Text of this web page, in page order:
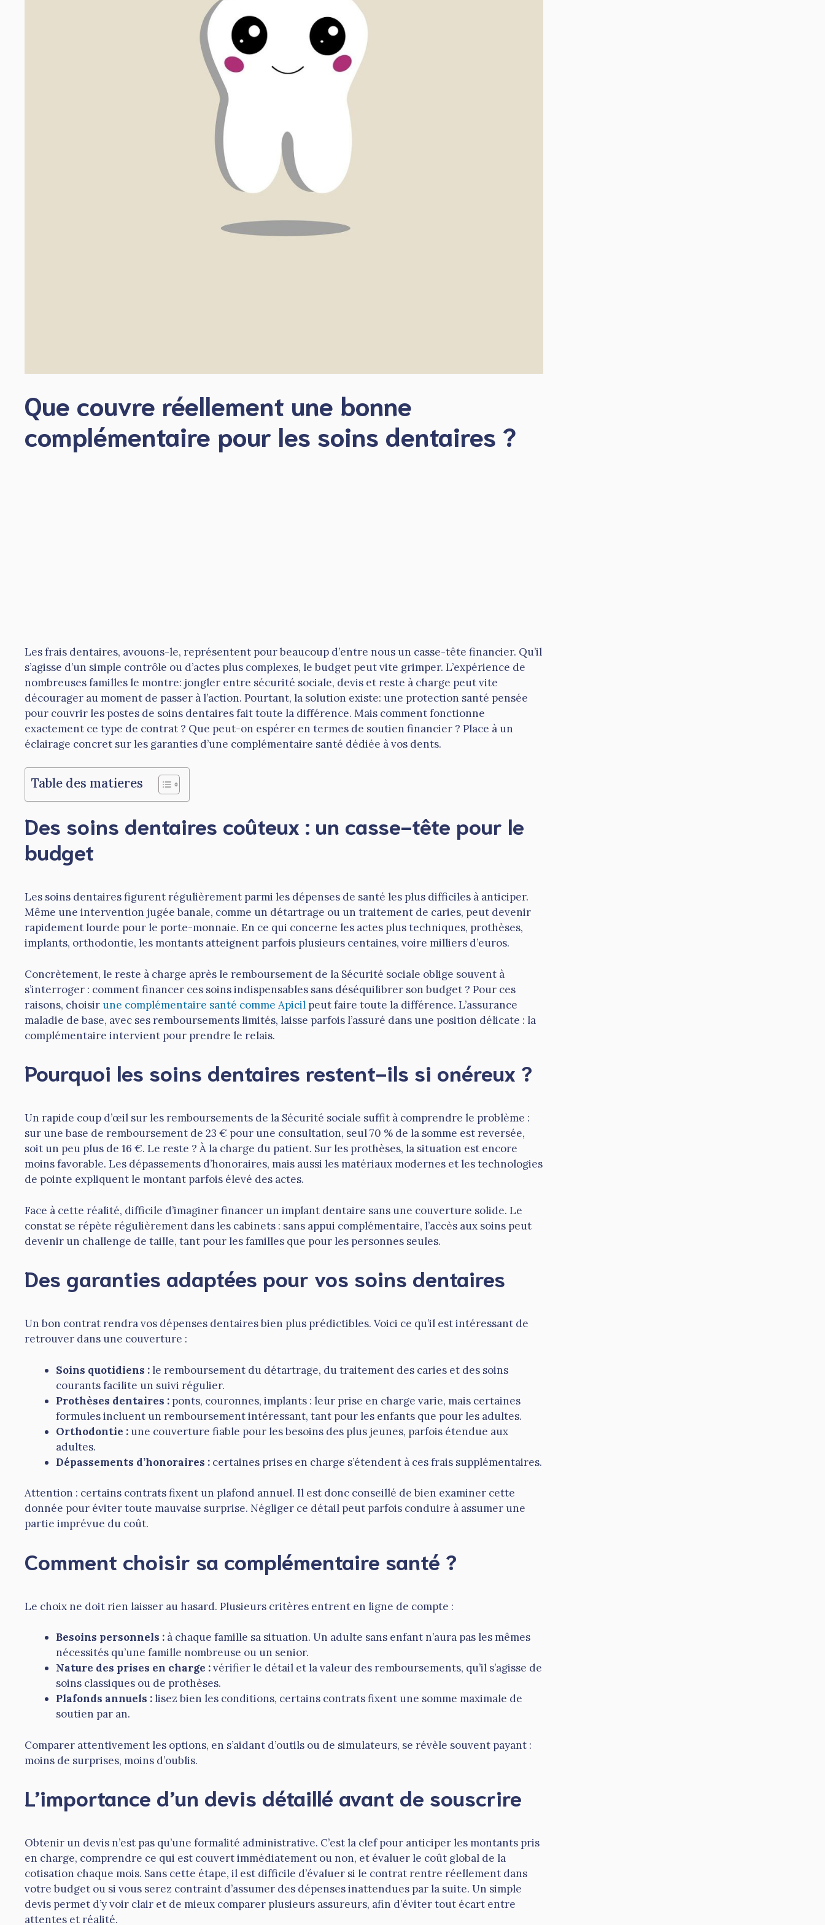
Que couvre réellement une bonne
complémentaire pour les soins dentaires ?
Les frais dentaires, avouons-le, représentent pour beaucoup d’entre nous un casse-tête financier. Qu’il
s’agisse d’un simple contrôle ou d’actes plus complexes, le budget peut vite grimper. L’expérience de
nombreuses familles le montre: jongler entre sécurité sociale, devis et reste à charge peut vite
décourager au moment de passer à l’action. Pourtant, la solution existe: une protection santé pensée
pour couvrir les postes de soins dentaires fait toute la différence. Mais comment fonctionne
exactement ce type de contrat ? Que peut-on espérer en termes de soutien financier ? Place à un
éclairage concret sur les garanties d’une complémentaire santé dédiée à vos dents.
Table des matieres
Des soins dentaires coûteux : un casse-tête pour le
budget
Les soins dentaires figurent régulièrement parmi les dépenses de santé les plus difficiles à anticiper.
Même une intervention jugée banale, comme un détartrage ou un traitement de caries, peut devenir
rapidement lourde pour le porte-monnaie. En ce qui concerne les actes plus techniques, prothèses,
implants, orthodontie, les montants atteignent parfois plusieurs centaines, voire milliers d’euros.
Concrètement, le reste à charge après le remboursement de la Sécurité sociale oblige souvent à
s’interroger : comment financer ces soins indispensables sans déséquilibrer son budget ? Pour ces
raisons, choisir une complémentaire santé comme Apicil peut faire toute la différence. L’assurance
maladie de base, avec ses remboursements limités, laisse parfois l’assuré dans une position délicate : la
complémentaire intervient pour prendre le relais.
Pourquoi les soins dentaires restent-ils si onéreux ?
Un rapide coup d’œil sur les remboursements de la Sécurité sociale suffit à comprendre le problème :
sur une base de remboursement de 23 € pour une consultation, seul 70 % de la somme est reversée,
soit un peu plus de 16 €. Le reste ? À la charge du patient. Sur les prothèses, la situation est encore
moins favorable. Les dépassements d’honoraires, mais aussi les matériaux modernes et les technologies
de pointe expliquent le montant parfois élevé des actes.
Face à cette réalité, difficile d’imaginer financer un implant dentaire sans une couverture solide. Le
constat se répète régulièrement dans les cabinets : sans appui complémentaire, l’accès aux soins peut
devenir un challenge de taille, tant pour les familles que pour les personnes seules.
Des garanties adaptées pour vos soins dentaires
Un bon contrat rendra vos dépenses dentaires bien plus prédictibles. Voici ce qu’il est intéressant de
retrouver dans une couverture :
Soins quotidiens :le remboursement du détartrage, du traitement des caries et des soins
courants facilite un suivi régulier.
Prothèses dentaires : ponts, couronnes, implants : leur prise en charge varie, mais certaines
formules incluent un remboursement intéressant, tant pour les enfants que pour les adultes.
Orthodontie : une couverture fiable pour les besoins des plus jeunes, parfois étendue aux
adultes.
Dépassements d’honoraires : certaines prises en charge s’étendent à ces frais supplémentaires.
Attention : certains contrats fixent un plafond annuel. Il est donc conseillé de bien examiner cette
donnée pour éviter toute mauvaise surprise. Négliger ce détail peut parfois conduire à assumer une
partie imprévue du coût.
Comment choisir sa complémentaire santé ?
Le choix ne doit rien laisser au hasard. Plusieurs critères entrent en ligne de compte :
Besoins personnels : à chaque famille sa situation. Un adulte sans enfant n’aura pas les mêmes
nécessités qu’une famille nombreuse ou un senior.
Nature des prises en charge :vérifier le détail et la valeur des remboursements, qu’il s’agisse de
soins classiques ou de prothèses.
Plafonds annuels :lisez bien les conditions, certains contrats fixent une somme maximale de
soutien par an.
Comparer attentivement les options, en s’aidant d’outils ou de simulateurs, se révèle souvent payant :
moins de surprises, moins d’oublis.
L’importance d’un devis détaillé avant de souscrire
Obtenir un devis n’est pas qu’une formalité administrative. C’est la clef pour anticiper les montants pris
en charge, comprendre ce qui est couvert immédiatement ou non, et évaluer le coût global de la
cotisation chaque mois. Sans cette étape, il est difficile d’évaluer si le contrat rentre réellement dans
votre budget ou si vous serez contraint d’assumer des dépenses inattendues par la suite. Un simple
devis permet d’y voir clair et de mieux comparer plusieurs assureurs, afin d’éviter tout écart entre
attentes et réalité.